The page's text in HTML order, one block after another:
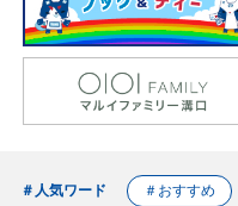
＃人気ワード ＃おすすめ